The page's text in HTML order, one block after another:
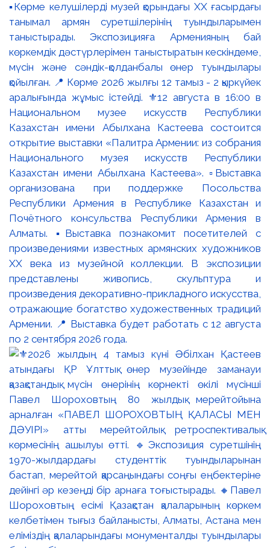
▪️Көрме келушілерді музей қорындағы ХХ ғасырдағы
танымал армян суретшілерінің туындыларымен
таныстырады. Экспозицияға Арменияның бай
көркемдік дәстүрлерімен таныстыратын кескіндеме,
мүсін және сәндік-қолданбалы өнер туындылары
қойылған. 📍 Көрме 2026 жылғы 12 тамыз - 2 қыркүйек
аралығында жұмыс істейді. ⚜️12 августа в 16:00 в
Национальном музее искусств Республики
Казахстан имени Абылхана Кастеева состоится
открытие выставки «Палитра Армении: из собрания
Национального музея искусств Республики
Казахстан имени Абылхана Кастеева». ▫️Выставка
организована при поддержке Посольства
Республики Армения в Республике Казахстан и
Почётного консульства Республики Армения в
Алматы. ▪️Выставка познакомит посетителей с
произведениями известных армянских художников
XX века из музейной коллекции. В экспозиции
представлены живопись, скульптура и
произведения декоративно-прикладного искусства,
отражающие богатство художественных традиций
Армении. 📍 Выставка будет работать с 12 августа
по 2 сентября 2026 года.